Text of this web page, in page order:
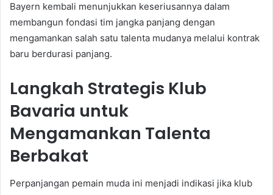
Bayern kembali menunjukkan keseriusannya dalam
membangun fondasi tim jangka panjang dengan
mengamankan salah satu talenta mudanya melalui kontrak
baru berdurasi panjang.
Langkah Strategis Klub
Bavaria untuk
Mengamankan Talenta
Berbakat
Perpanjangan pemain muda ini menjadi indikasi jika klub